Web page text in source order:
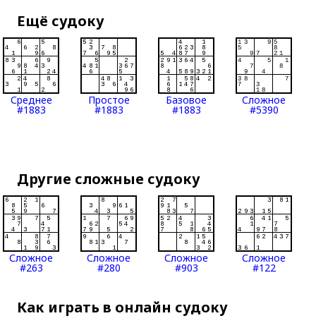
Ещё судоку
Среднее
#1883
Простое
#1883
Базовое
#1883
Сложное
#5390
Другие сложные судоку
Сложное
#263
Сложное
#280
Сложное
#903
Сложное
#122
Как играть в онлайн судоку